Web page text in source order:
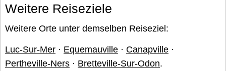
Weitere Reiseziele
Weitere Orte unter demselben Reiseziel:
Luc-Sur-Mer · Equemauville · Canapville ·
Pertheville-Ners · Bretteville-Sur-Odon.